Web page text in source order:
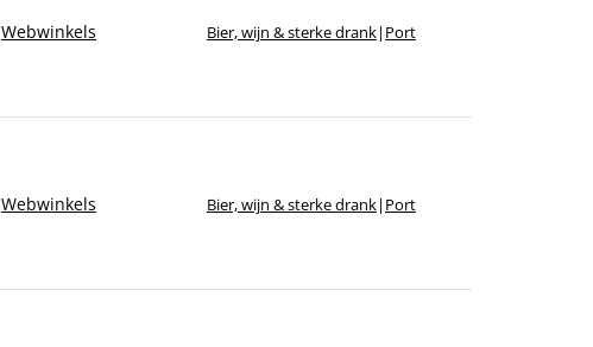
Webwinkels Bier, wijn & sterke drank| Port
Webwinkels Bier, wijn & sterke drank| Port